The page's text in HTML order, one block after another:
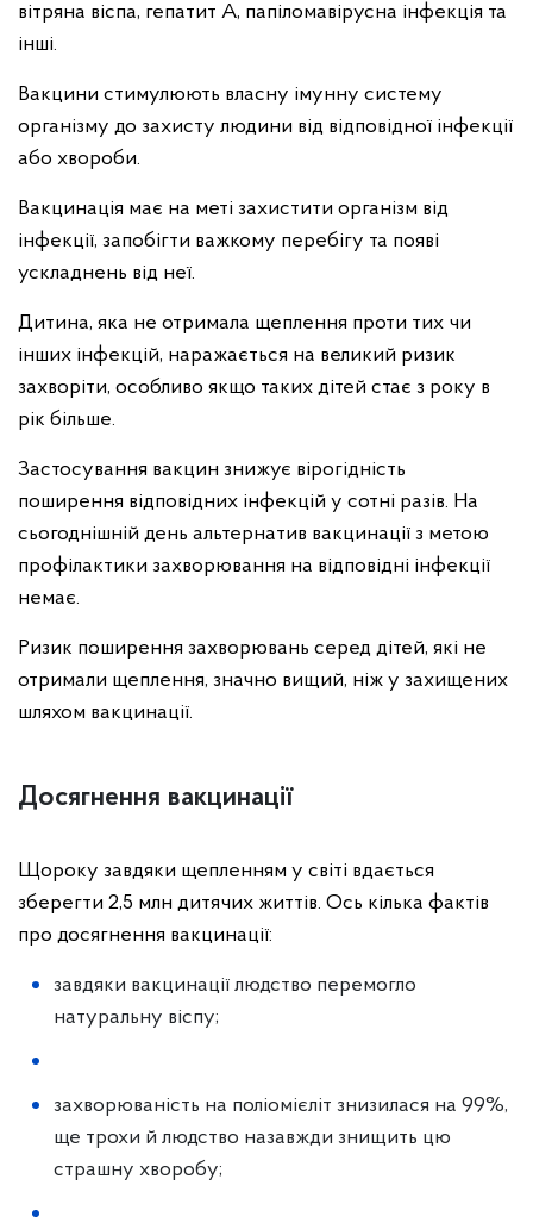
вітряна віспа, гепатит A, папіломавірусна інфекція та
інші.
Вакцини стимулюють власну імунну систему
організму до захисту людини від відповідної інфекції
або хвороби.
Вакцинація має на меті захистити організм від
інфекції, запобігти важкому перебігу та появі
ускладнень від неї.
Дитина, яка не отримала щеплення проти тих чи
інших інфекцій, наражається на великий ризик
захворіти, особливо якщо таких дітей стає з року в
рік більше.
Застосування вакцин знижує вірогідність
поширення відповідних інфекцій у сотні разів. На
сьогоднішній день альтернатив вакцинації з метою
профілактики захворювання на відповідні інфекції
немає.
Ризик поширення захворювань серед дітей, які не
отримали щеплення, значно вищий, ніж у захищених
шляхом вакцинації.
Досягнення вакцинації
Щороку завдяки щепленням у світі вдається
зберегти 2,5 млн дитячих життів. Ось кілька фактів
про досягнення вакцинації:
завдяки вакцинації людство перемогло
натуральну віспу;
захворюваність на поліомієліт знизилася на 99%,
ще трохи й людство назавжди знищить цю
страшну хворобу;